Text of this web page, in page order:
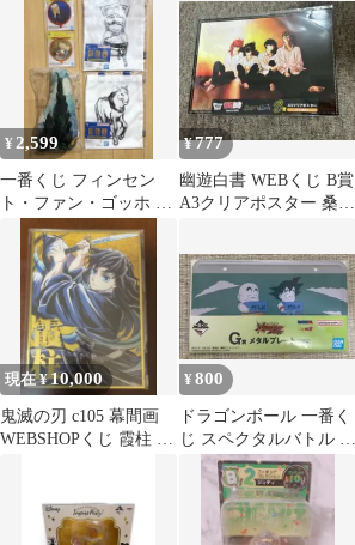
ホ ウッホッホ
¥ 2,599
一番くじ フィンセン
ト・ファン・ゴッホ B
賞 クッション F賞 ト
ートバッグ
¥777
幽遊白書 WEBくじ B賞
A3クリアポスター 桑原
現在 ¥10,000
鬼滅の刃 c105 幕間画
WEBSHOPくじ 霞柱 B
¥800
ドラゴンボール 一番く
じ スペクタルバトル メ
タルプレート 【未開
封】